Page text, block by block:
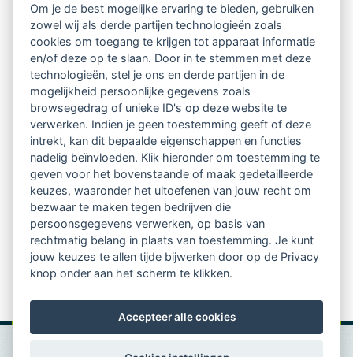
Netwerk van 2100 professionals in 14
regio's
Vindbaar voor opdrachtgevers
Tijdschrift voor
Begeleidingskunde & kennisbank
Beroepsregistratie (LVSC keurmerk)
Lid worden van LVSC
Om je de best mogelijke ervaring te bieden, gebruiken
zowel wij als derde partijen technologieën zoals
cookies om toegang te krijgen tot apparaat informatie
en/of deze op te slaan. Door in te stemmen met deze
technologieën, stel je ons en derde partijen in de
mogelijkheid persoonlijke gegevens zoals
browsegedrag of unieke ID's op deze website te
verwerken. Indien je geen toestemming geeft of deze
intrekt, kan dit bepaalde eigenschappen en functies
nadelig beïnvloeden. Klik hieronder om toestemming te
geven voor het bovenstaande of maak gedetailleerde
keuzes, waaronder het uitoefenen van jouw recht om
bezwaar te maken tegen bedrijven die
persoonsgegevens verwerken, op basis van
rechtmatig belang in plaats van toestemming. Je kunt
jouw keuzes te allen tijde bijwerken door op de Privacy
knop onder aan het scherm te klikken.
Accepteer alle cookies